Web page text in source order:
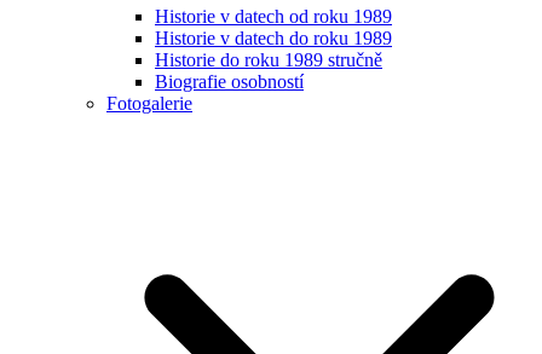
Historie v datech od roku 1989
Historie v datech do roku 1989
Historie do roku 1989 stručně
Biografie osobností
Fotogalerie